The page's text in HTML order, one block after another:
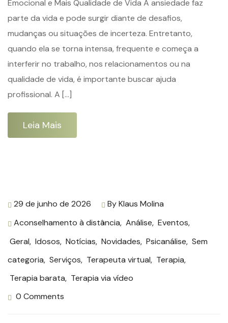
Emocional e Mais Qualidade de Vida A ansiedade faz
parte da vida e pode surgir diante de desafios,
mudanças ou situações de incerteza. Entretanto,
quando ela se torna intensa, frequente e começa a
interferir no trabalho, nos relacionamentos ou na
qualidade de vida, é importante buscar ajuda
profissional. A […]
Leia Mais
29 de junho de 2026 ByKlaus Molina
Aconselhamento à distância, Análise, Eventos,
Geral, Idosos, Notícias, Novidades, Psicanálise, Sem
categoria, Serviços, Terapeuta virtual, Terapia,
Terapia barata, Terapia via vídeo
0 Comments